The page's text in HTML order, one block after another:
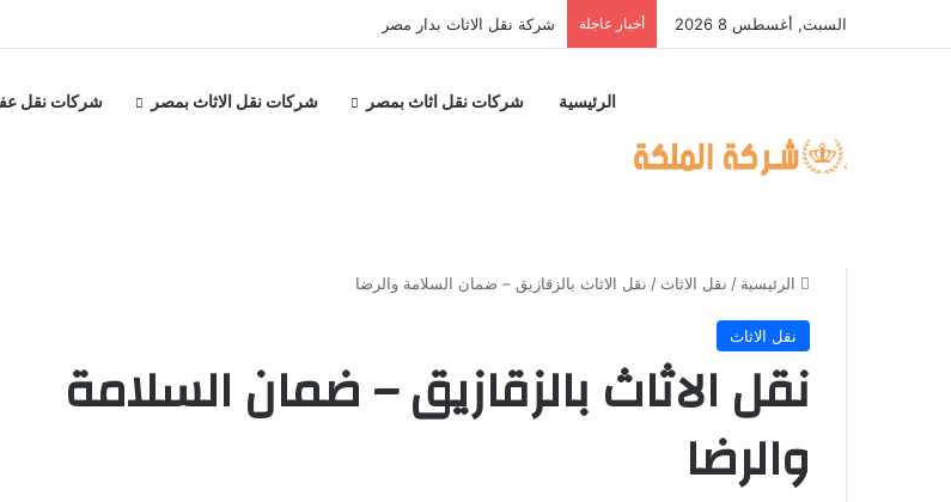
السبت, أغسطس 8 2026 أخبار عاجلة شركة نقل الاثاث بجسر السويس
الرئيسية شركات نقل اثاث بمصر شركات نقل الاثاث بمصر شركات نقل
الرئيسية / نقل الاثاث / نقل الاثاث بالزقازيق – ضمان السلامة والرضا
نقل الاثاث
نقل الاثاث بالزقازيق – ضمان السلامة
والرضا